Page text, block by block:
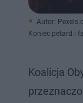
Autor:
Koniec petard i
Koalicja